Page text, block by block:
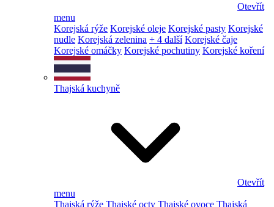
Otevřít
menu
Korejská rýže Korejské oleje Korejské pasty Korejské
nudle Korejská zelenina + 4 další Korejské čaje
Korejské omáčky Korejské pochutiny Korejské koření
Thajská kuchyně
Otevřít
menu
Thajská rýže Thajské octy Thajské ovoce Thajská